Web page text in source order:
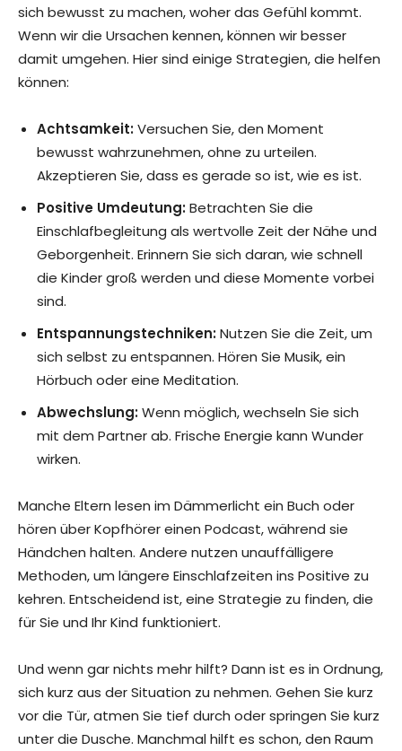
sich bewusst zu machen, woher das Gefühl kommt.
Wenn wir die Ursachen kennen, können wir besser
damit umgehen. Hier sind einige Strategien, die helfen
können:
Achtsamkeit:Versuchen Sie, den Moment
bewusst wahrzunehmen, ohne zu urteilen.
Akzeptieren Sie, dass es gerade so ist, wie es ist.
Positive Umdeutung:Betrachten Sie die
Einschlafbegleitung als wertvolle Zeit der Nähe und
Geborgenheit. Erinnern Sie sich daran, wie schnell
die Kinder groß werden und diese Momente vorbei
sind.
Entspannungstechniken:Nutzen Sie die Zeit, um
sich selbst zu entspannen. Hören Sie Musik, ein
Hörbuch oder eine Meditation.
Abwechslung:Wenn möglich, wechseln Sie sich
mit dem Partner ab. Frische Energie kann Wunder
wirken.
Manche Eltern lesen im Dämmerlicht ein Buch oder
hören über Kopfhörer einen Podcast, während sie
Händchen halten. Andere nutzen unauffälligere
Methoden, um längere Einschlafzeiten ins Positive zu
kehren. Entscheidend ist, eine Strategie zu finden, die
für Sie und Ihr Kind funktioniert.
Und wenn gar nichts mehr hilft? Dann ist es in Ordnung,
sich kurz aus der Situation zu nehmen. Gehen Sie kurz
vor die Tür, atmen Sie tief durch oder springen Sie kurz
unter die Dusche. Manchmal hilft es schon, den Raum